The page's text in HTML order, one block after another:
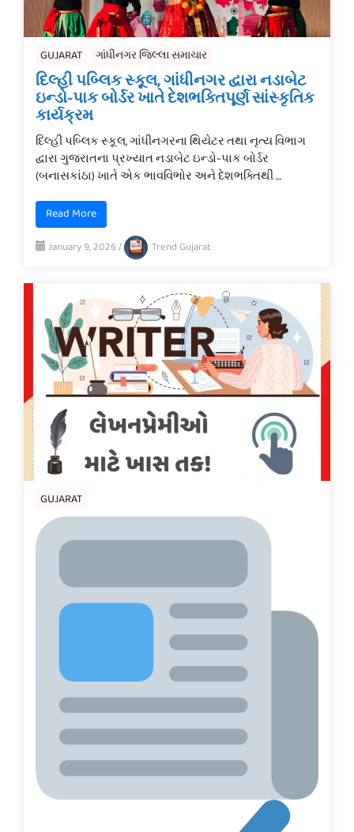
GUJARAT ગાંધીનગર જિલ્લા સમાચાર
દિલ્હી પબ્લિક સ્કૂલ, ગાંધીનગર દ્વારા નડાબેટ
ઇન્ડો-પાક બોર્ડર ખાતે દેશભક્તિપૂર્ણ સાંસ્કૃતિક
કાર્યક્રમ
દિલ્હી પબ્લિક સ્કૂલ, ગાંધીનગરના થિયેટર તથા નૃત્ય વિભાગ
દ્વારા ગુજરાતના પ્રખ્યાત નડાબેટ ઇન્ડો-પાક બોર્ડર
(બનાસકાંઠા) ખાતે એક ભાવવિભોર અને દેશભક્તિથી …
Read More
January 9, 2026/ Trend Gujarat
GUJARAT